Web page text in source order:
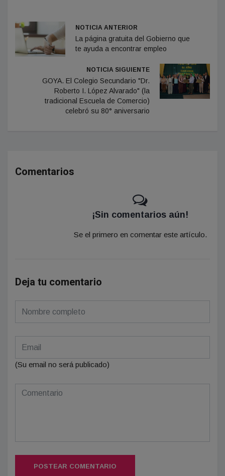
NOTICIA ANTERIOR
La página gratuita del Gobierno que
te ayuda a encontrar empleo
NOTICIA SIGUIENTE
GOYA. El Colegio Secundario "Dr.
Roberto I. López Alvarado" (la
tradicional Escuela de Comercio)
celebró su 80° aniversario
Comentarios
¡Sin comentarios aún!
Se el primero en comentar este artículo.
Deja tu comentario
(Su email no será publicado)
POSTEAR COMENTARIO